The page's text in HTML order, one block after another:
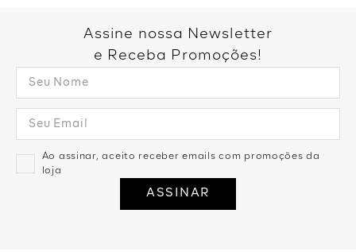
foi encontrada.
Vamos tentar novamente?